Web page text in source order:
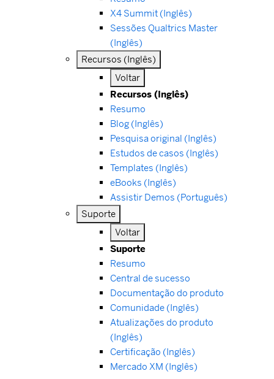
X4 Summit (Inglês)
Sessões Qualtrics Master
(Inglês)
Recursos (Inglês)
Voltar
Recursos (Inglês)
Resumo
Blog (Inglês)
Pesquisa original (Inglês)
Estudos de casos (Inglês)
Templates (Inglês)
eBooks (Inglês)
Assistir Demos (Português)
Suporte
Voltar
Suporte
Resumo
Central de sucesso
Documentação do produto
Comunidade (Inglês)
Atualizações do produto
(Inglês)
Certificação (Inglês)
Mercado XM (Inglês)